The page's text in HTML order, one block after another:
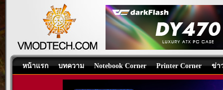
หน้าแรก บทความ Notebook Corner Printer Corner ข่า